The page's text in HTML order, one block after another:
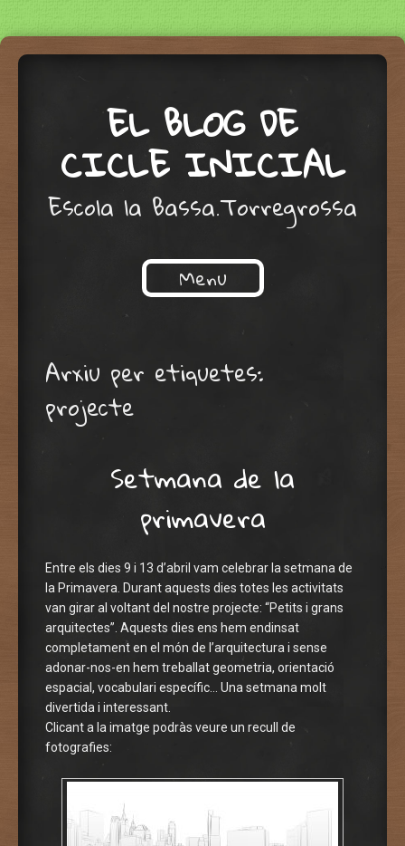
EL BLOG DE
CICLE INICIAL
Escola la Bassa.Torregrossa
Menu
Skip to content
Arxiu per etiquetes:
projecte
Setmana de la
primavera
Entre els dies 9 i 13 d’abril vam celebrar la setmana de
la Primavera. Durant aquests dies totes les activitats
van girar al voltant del nostre projecte: “Petits i grans
arquitectes”. Aquests dies ens hem endinsat
completament en el món de l’arquitectura i sense
adonar-nos-en hem treballat geometria, orientació
espacial, vocabulari específic… Una setmana molt
divertida i interessant.
Clicant a la imatge podràs veure un recull de
fotografies: